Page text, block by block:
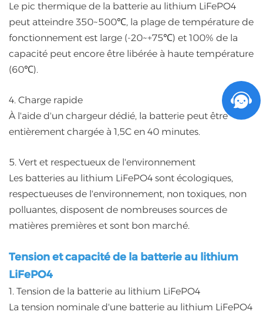
Le pic thermique de la batterie au lithium LiFePO4
peut atteindre 350~500℃, la plage de température de
fonctionnement est large (-20~+75℃) et 100% de la
capacité peut encore être libérée à haute température
(60℃).
4. Charge rapide
À l'aide d'un chargeur dédié, la batterie peut être
entièrement chargée à 1,5C en 40 minutes.
5. Vert et respectueux de l'environnement
Les batteries au lithium LiFePO4 sont écologiques,
respectueuses de l'environnement, non toxiques, non
polluantes, disposent de nombreuses sources de
matières premières et sont bon marché.
Tension et capacité de la batterie au lithium
LiFePO4
1. Tension de la batterie au lithium LiFePO4
La tension nominale d'une batterie au lithium LiFePO4